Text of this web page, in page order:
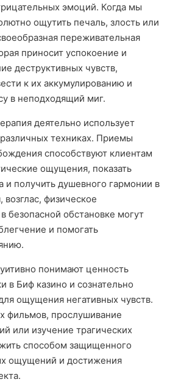
эмоций. Когда мы
ощутить печаль, злость или
переживательная
приносит успокоение и
деструктивных чувств,
к их аккумулированию и
в неподходящий миг.
деятельно использует
техниках. Приемы
способствуют клиентам
ощущения, показать
и получить душевного гармонии в
физическое
безопасной обстановке могут
и помогать
понимают ценность
в Биф казино и сознательно
ощущения негативных чувств.
фильмов, прослушивание
или изучение трагических
способом защищенного
ощущений и достижения